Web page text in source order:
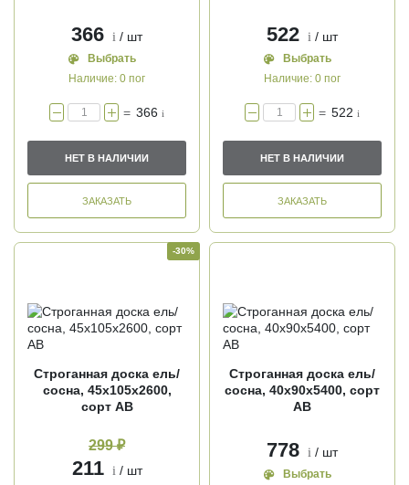
366 i / шт
Выбрать
Наличие: 0 пог
= 366 i
НЕТ В НАЛИЧИИ
ЗАКАЗАТЬ
522 i / шт
Выбрать
Наличие: 0 пог
= 522 i
НЕТ В НАЛИЧИИ
ЗАКАЗАТЬ
-30%
Строганная доска ель/
сосна, 45х105х2600,
сорт АВ
299 ₽
211 i / шт
Строганная доска ель/
сосна, 40х90х5400, сорт
АВ
778 i / шт
Выбрать